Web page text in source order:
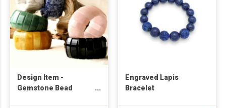
Design Item -
Gemstone Bead
Engraved Lapis
Bracelet